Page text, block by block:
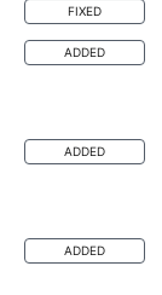
FIXED
ADDED
ADDED
ADDED